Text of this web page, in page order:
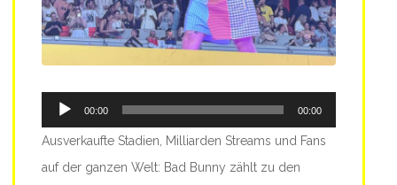
Audio-
Player
00:00 00:00
Ausverkaufte Stadien, Milliarden Streams und Fans
auf der ganzen Welt: Bad Bunny zählt zu den